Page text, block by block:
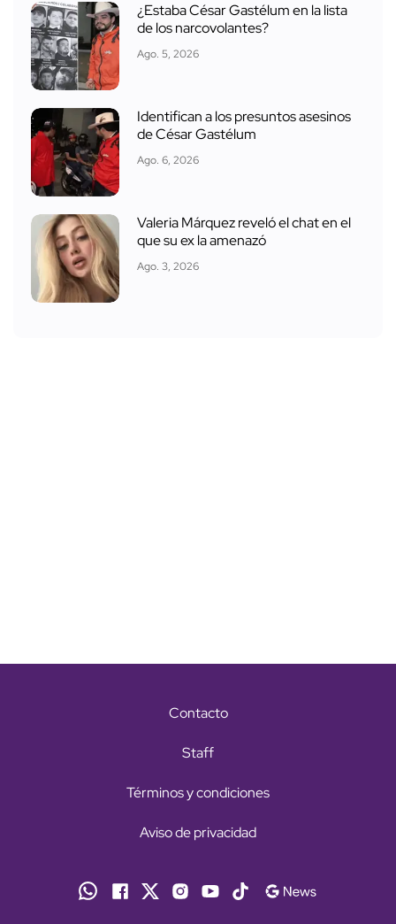
¿Estaba César Gastélum en la lista
de los narcovolantes?
Ago. 5, 2026
Identifican a los presuntos asesinos
de César Gastélum
Ago. 6, 2026
Valeria Márquez reveló el chat en el
que su ex la amenazó
Ago. 3, 2026
Contacto
Staff
Términos y condiciones
Aviso de privacidad